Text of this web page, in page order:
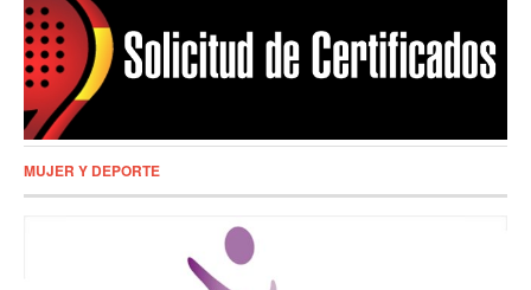
MUJER Y DEPORTE